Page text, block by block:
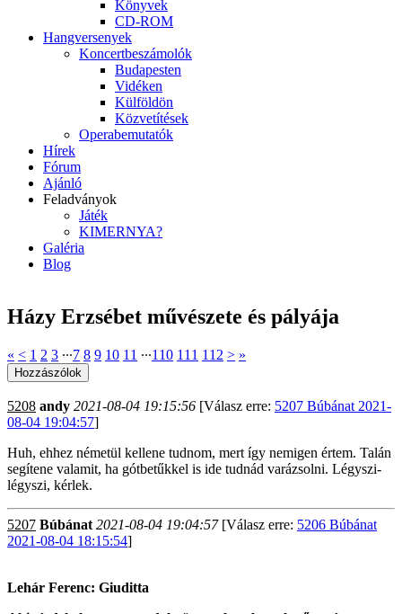
Könyvek
CD-ROM
Hangversenyek
Koncertbeszámolók
Budapesten
Vidéken
Külföldön
Közvetítések
Operabemutatók
Hírek
Fórum
Ajánló
Feladványok
Játék
KIMERNYA?
Galéria
Blog
Házy Erzsébet művészete és pályája
« < 1 2 3 ∙∙∙7 8 9 10 11 ∙∙∙110 111 112 > »
5208 andy 2021-08-04 19:15:56 [Válasz erre: 5207 Búbánat 2021-
08-04 19:04:57]
Huh, ehhez németül kellene tudnom, mert így nemigen értem. Talán
segítene valamit, ha gótbetűkkel is ide tudnád varázsolni. Légyszi-
légyszi, kérlek.
5207 Búbánat 2021-08-04 19:04:57[Válasz erre: 5206 Búbánat
2021-08-04 18:15:54]
Lehár Ferenc: Giuditta